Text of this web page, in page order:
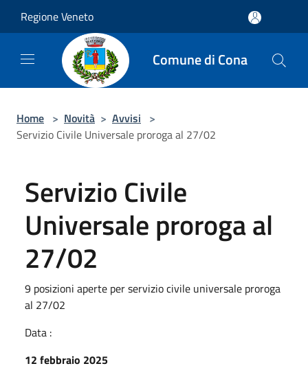
Regione Veneto
Comune di Cona
Home > Novità > Avvisi >
Servizio Civile Universale proroga al 27/02
Servizio Civile
Universale proroga al
27/02
9 posizioni aperte per servizio civile universale proroga
al 27/02
Data :
12 febbraio 2025